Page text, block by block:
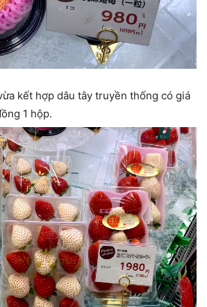
kết hợp dâu tây truyền thống có giá
1 hộp.